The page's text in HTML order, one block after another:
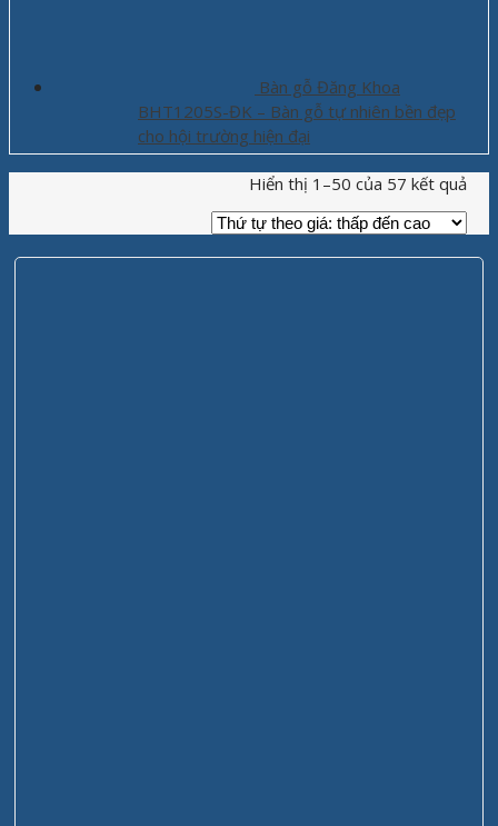
Bàn gỗ Đăng Khoa
BHT1205S-ĐK – Bàn gỗ tự nhiên bền đẹp
cho hội trường hiện đại
Hiển thị 1–50 của 57 kết quả